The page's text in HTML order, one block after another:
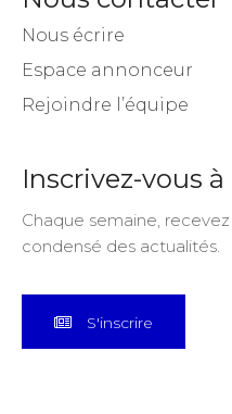
Nous écrire
Espace annonceur
Rejoindre l’équipe
Inscrivez-vous
Chaque semaine,
condensé des actualités.
S'inscrire